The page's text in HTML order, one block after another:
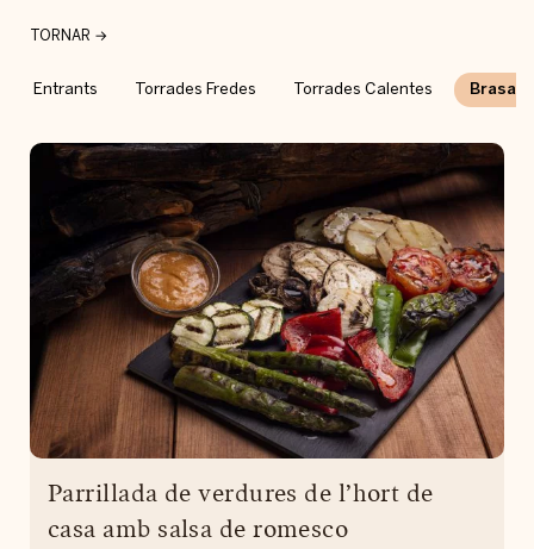
TORNAR →
Entrants Torrades Fredes Torrades Calentes Brasa
Parrillada de verdures de l’hort de
casa amb salsa de romesco